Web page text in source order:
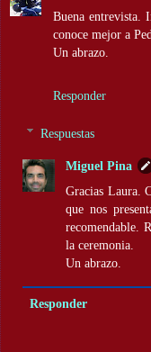
Buena entrevista.
conoce mejor a
Un abrazo.
Responder
Respuestas
Miguel Pina
Gracias Laura.
que nos
recomendable.
la ceremonia.
Un abrazo.
Responder